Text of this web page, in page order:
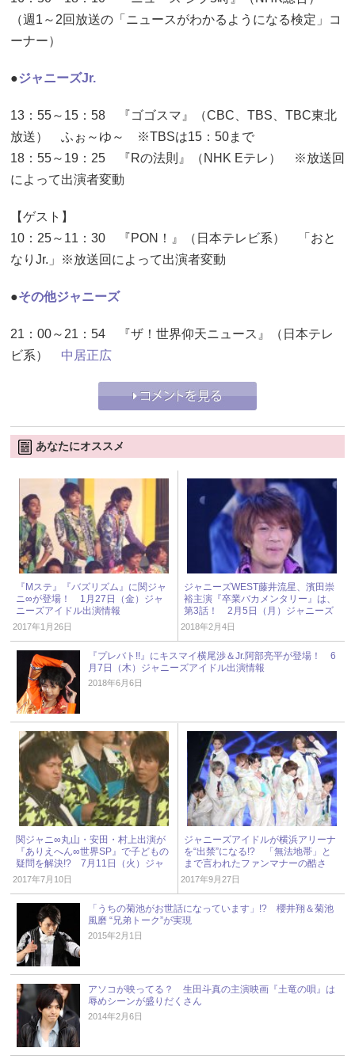
（週1～2回放送の「ニュースがわかるようになる検定」コ
ーナー）
●ジャニーズJr.
13：55～15：58 『ゴゴスマ』（CBC、TBS、TBC東北
放送） ふぉ～ゆ～ ※TBSは15：50まで
18：55～19：25 『Rの法則』（NHK Eテレ） ※放送回
によって出演者変動
【ゲスト】
10：25～11：30 『PON！』（日本テレビ系） 「おと
なりJr.」※放送回によって出演者変動
●その他ジャニーズ
21：00～21：54 『ザ！世界仰天ニュース』（日本テレ
ビ系） 中居正広
あなたにオススメ
『Mステ』『バズリズム』に関ジャ
ニ∞が登場！ 1月27日（金）ジャ
ニーズアイドル出演情報
2017年1月26日
ジャニーズWEST藤井流星、濱田崇
裕主演『卒業バカメンタリー』は、
第3話！ 2月5日（月）ジャニーズ
アイドル出演情報
2018年2月4日
『プレバト!!』にキスマイ横尾渉＆Jr.阿部亮平が登場！ 6
月7日（木）ジャニーズアイドル出演情報
2018年6月6日
関ジャニ∞丸山・安田・村上出演が
『ありえへん∞世界SP』で子どもの
疑問を解決!? 7月11日（火）ジャ
ニーズアイドル出演情報
2017年7月10日
ジャニーズアイドルが横浜アリーナ
を“出禁”になる!? 「無法地帯」と
まで言われたファンマナーの酷さ
2017年9月27日
「うちの菊池がお世話になっています」!? 櫻井翔＆菊池
風磨 “兄弟トーク”が実現
2015年2月1日
アソコが映ってる？ 生田斗真の主演映画『土竜の唄』は
辱めシーンが盛りだくさん
2014年2月6日